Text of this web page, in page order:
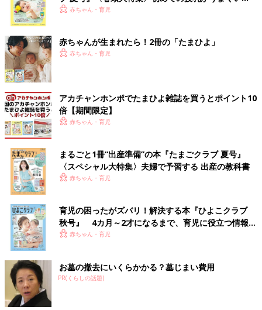
く！ おっぱい・ミルクの基本と夏のトラブル 解決テ
赤ちゃん・育児
赤ちゃんが生まれたら！2冊の「たまひよ」
赤ちゃん・育児
アカチャンホンポでたまひよ雑誌を買うとポイント10
倍【期間限定】
赤ちゃん・育児
まるごと1冊“出産準備”の本『たまごクラブ 夏号』
〈スペシャル大特集〉夫婦で予習する 出産の教科書
赤ちゃん・育児
育児の困ったがズバリ！解決する本『ひよこクラブ
秋号』 4カ月～2才になるまで、育児に役立つ情報が
いっぱい！
赤ちゃん・育児
お墓の撤去にいくらかかる？墓じまい費用
PR(くらしの話題)